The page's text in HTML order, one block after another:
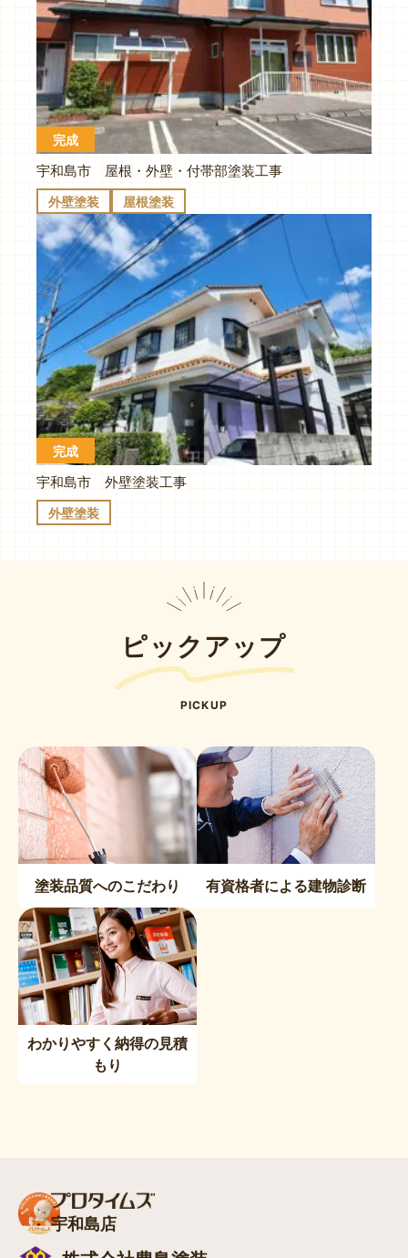
完成
宇和島市 屋根・外壁・付帯部塗装工事
外壁塗装 屋根塗装
完成
宇和島市 外壁塗装工事
外壁塗装
ピックアップ
PICKUP
塗装品質へのこだわり 有資格者による建物診断
わかりやすく納得の見積
もり
宇和島店